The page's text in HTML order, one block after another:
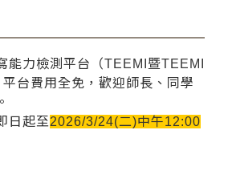
能力檢測平台（TEEMI暨TEEMI
台費用全免，歡迎師長、同學
日起至2026/3/24(二)中午12:00